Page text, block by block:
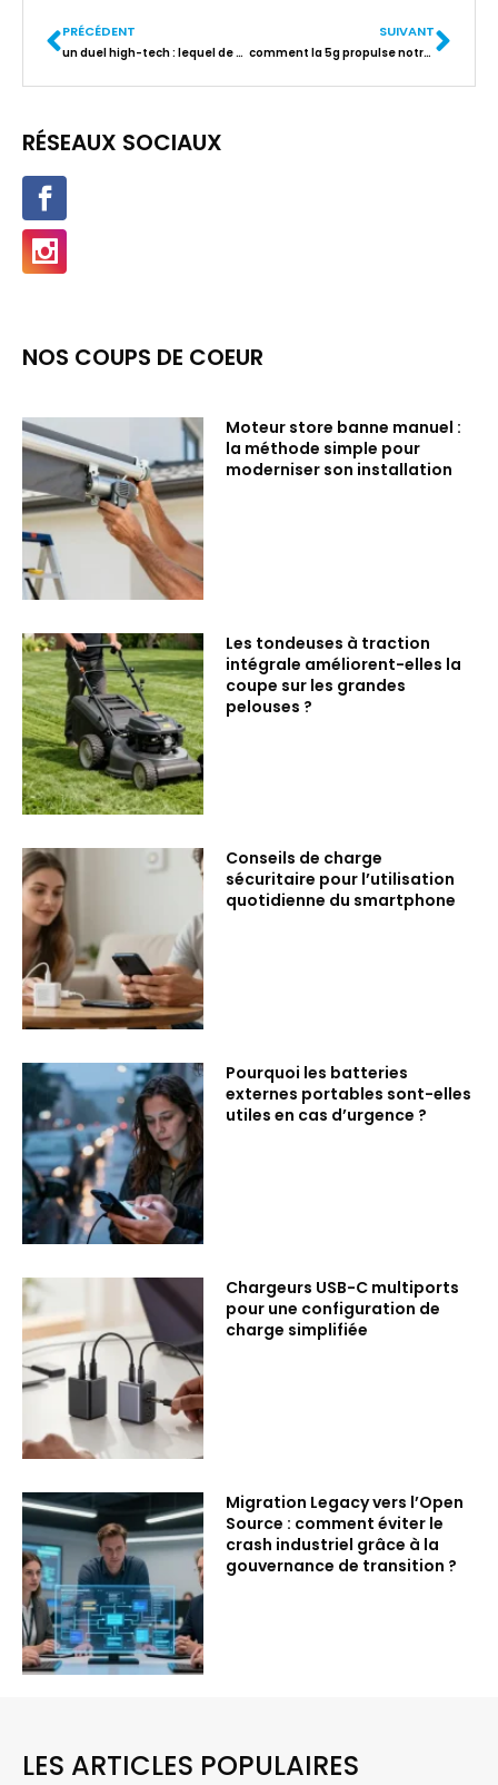
PRÉCÉDENT
un duel high-tech : lequel de ces smartphones android va vous surprendre ?
SUIVANT
comment la 5g propulse notre monde high-tech vers demain
RÉSEAUX SOCIAUX
NOS COUPS DE COEUR
Moteur store banne manuel :
la méthode simple pour
moderniser son installation
Les tondeuses à traction
intégrale améliorent-elles la
coupe sur les grandes
pelouses ?
Conseils de charge
sécuritaire pour l’utilisation
quotidienne du smartphone
Pourquoi les batteries
externes portables sont-elles
utiles en cas d’urgence ?
Chargeurs USB-C multiports
pour une configuration de
charge simplifiée
Migration Legacy vers l’Open
Source : comment éviter le
crash industriel grâce à la
gouvernance de transition ?
LES ARTICLES POPULAIRES